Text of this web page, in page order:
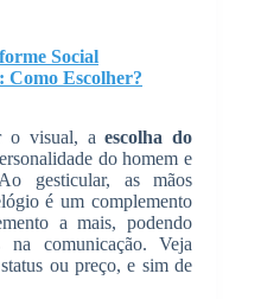
Social
Escolher?
o visual, aescolha do
do homem e
gesticular, as mãos
é um complemento
a mais, podendo
na comunicação. Veja
ou preço, e sim de